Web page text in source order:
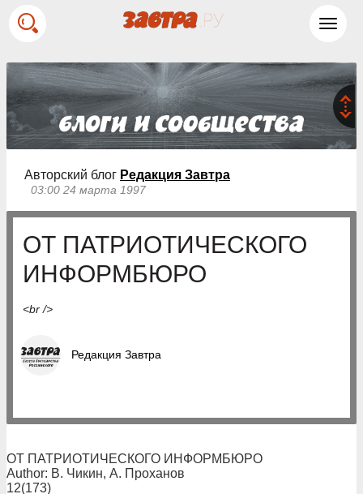
Авторский блог Редакция Завтра
03:00 24 марта 1997
ОТ ПАТРИОТИЧЕСКОГО
ИНФОРМБЮРО
<br />
Редакция Завтра
ОТ ПАТРИОТИЧЕСКОГО ИНФОРМБЮРО
Author: В. Чикин, А. Проханов
12(173)